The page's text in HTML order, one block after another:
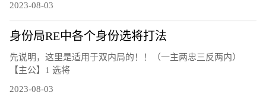
2023-08-03
身份局RE中各个身份选将打法
先说明，这里是适用于双内局的！！（一主两忠三反两内）
【主公】1 选将
2023-08-03